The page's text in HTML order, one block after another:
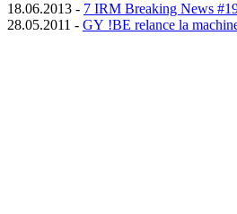
18.06.2013 - 7 IRM Breaking News
28.05.2011 - GY !BE relance la